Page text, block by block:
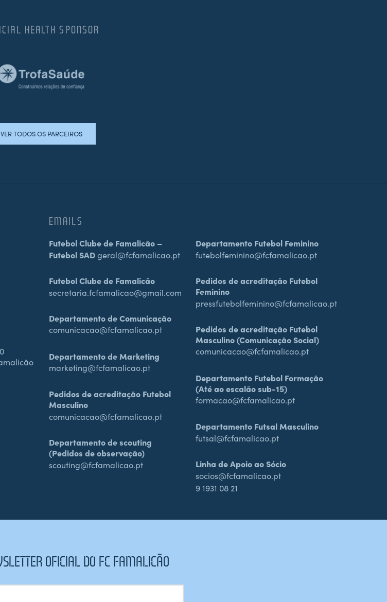
HEALTH SPONSOR
VER TODOS OS PARCEIROS
EMAILS
Futebol Clube de Famalicão –
Futebol SADgeral@fcfamalicao.pt
Futebol Clube de Famalicão
secretaria.fcfamalicao@gmail.com
Departamento de Comunicação
comunicacao@fcfamalicao.pt
Departamento de Marketing
marketing@fcfamalicao.pt
Pedidos de acreditação Futebol
Masculino
comunicacao@fcfamalicao.pt
Departamento de scouting
(Pedidos de observação)
scouting@fcfamalicao.pt
Departamento Futebol Feminino
futebolfeminino@fcfamalicao.pt
Pedidos de acreditação Futebol
Feminino
pressfutebolfeminino@fcfamalicao.pt
Pedidos de acreditação Futebol
Masculino (Comunicação Social)
comunicacao@fcfamalicao.pt
Departamento Futebol Formação
(Até ao escalão sub-15)
formacao@fcfamalicao.pt
Departamento Futsal Masculino
futsal@fcfamalicao.pt
Linha de Apoio ao Sócio
socios@fcfamalicao.pt
9 1931 08 21
OFICIAL DO FC FAMALICÃO